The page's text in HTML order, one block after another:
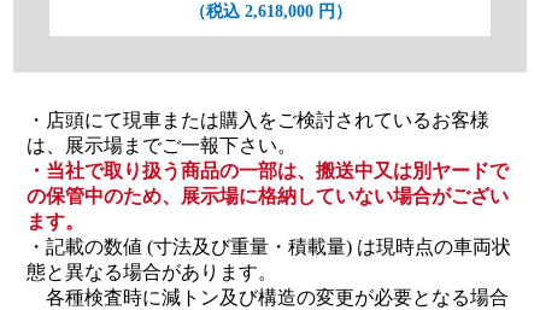
（税込 2,618,000 円）
・店頭にて現車または購入をご検討されているお客様
は、展示場までご一報下さい。
・当社で取り扱う商品の一部は、搬送中又は別ヤードで
の保管中のため、展示場に格納していない場合がござい
ます。
・記載の数値 (寸法及び重量・積載量) は現時点の車両状
態と異なる場合があります。
各種検査時に減トン及び構造の変更が必要となる場合